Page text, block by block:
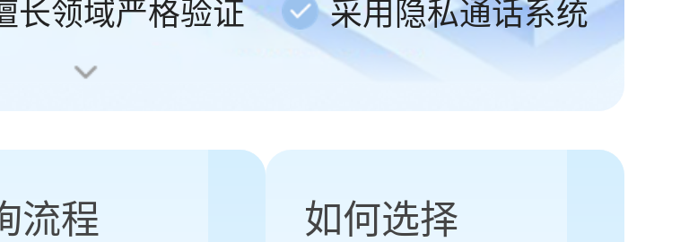
长领域严格验证 采用隐私通话系统
流程
如何选择